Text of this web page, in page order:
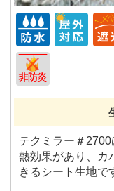
テクミラー＃
熱効果があり、カ
きるシート生地で